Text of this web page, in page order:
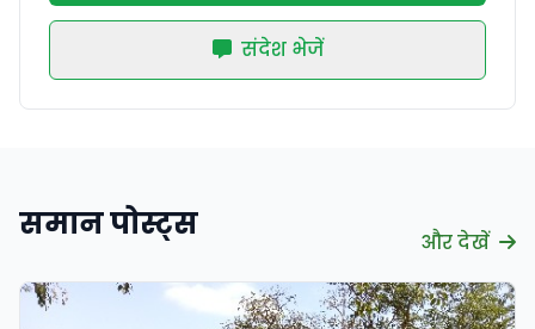
संदेश भेजें
समान पोस्ट्स और देखें